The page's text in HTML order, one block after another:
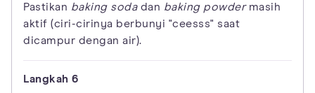
Pastikan baking sodadan baking powdermasih
aktif (ciri-cirinya berbunyi "ceesss" saat
dicampur dengan air).